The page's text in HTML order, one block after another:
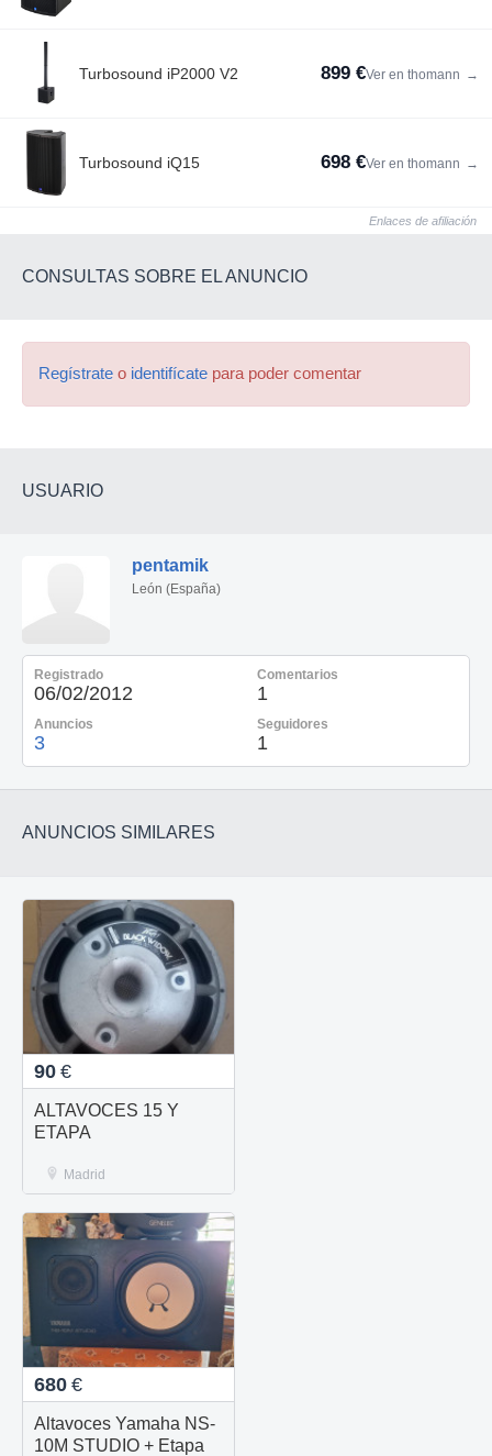
Turbosound iP2000 V2 899 €Ver en thomann →
Turbosound iQ15 698 €Ver en thomann →
Enlaces de afiliación
CONSULTAS SOBRE EL ANUNCIO
Regístrate o identifícate para poder comentar
USUARIO
pentamik
León (España)
Registrado
06/02/2012
Comentarios
1
Anuncios
3
Seguidores
1
ANUNCIOS SIMILARES
90 €
ALTAVOCES 15 Y
ETAPA
Madrid
680 €
Altavoces Yamaha NS-
10M STUDIO + Etapa